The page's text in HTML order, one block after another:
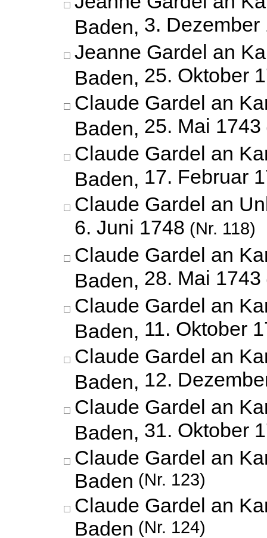
Baden, 3. Dezember
Jeanne Gardel an
Baden, 25. Oktober
Claude Gardel an
Baden, 25. Mai 1743
Claude Gardel an
Baden, 17. Februar
Claude Gardel an
6. Juni 1748 (Nr. 118)
Claude Gardel an
Baden, 28. Mai 1743
Claude Gardel an
Baden, 11. Oktober
Claude Gardel an
Baden, 12.
Claude Gardel an
Baden, 31. Oktober
Claude Gardel an
Baden (Nr. 123)
Claude Gardel an
Baden (Nr. 124)